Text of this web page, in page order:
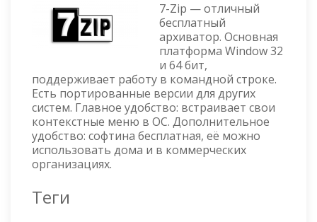
—
БЕСПЛАТНЫЙ
АРХИВАТОР
7-Zip — отличный
бесплатный
архиватор. Основная
платформа Window 32
и 64 бит,
поддерживает работу в командной строке.
Есть портированные версии для других
систем. Главное удобство: встраивает свои
контекстные меню в ОС. Дополнительное
удобство: софтина бесплатная, её можно
использовать дома и в коммерческих
организациях.
Теги